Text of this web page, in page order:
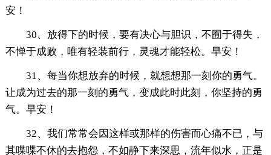
安！
30、放得下的时候，要有决心与胆识，不囿于得失，
不惮于成败，唯有轻装前行，灵魂才能轻松。早安！
31、每当你想放弃的时候，就想想那一刻你的勇气。
让成为过去的那一刻的勇气，变成此时此刻，你坚持的勇
气。早安！
32、我们常常会因这样或那样的伤害而心痛不已，与
其喋喋不休的去抱怨，不如静下来深思，流年似水，正是